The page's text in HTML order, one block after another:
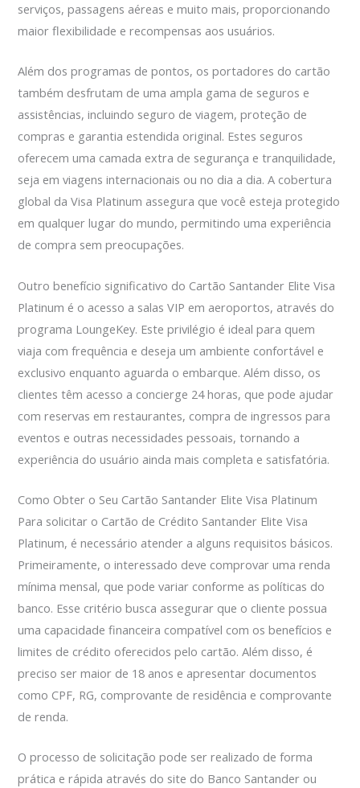
serviços, passagens aéreas e muito mais, proporcionando
maior flexibilidade e recompensas aos usuários.
Além dos programas de pontos, os portadores do cartão
também desfrutam de uma ampla gama de seguros e
assistências, incluindo seguro de viagem, proteção de
compras e garantia estendida original. Estes seguros
oferecem uma camada extra de segurança e tranquilidade,
seja em viagens internacionais ou no dia a dia. A cobertura
global da Visa Platinum assegura que você esteja protegido
em qualquer lugar do mundo, permitindo uma experiência
de compra sem preocupações.
Outro benefício significativo do Cartão Santander Elite Visa
Platinum é o acesso a salas VIP em aeroportos, através do
programa LoungeKey. Este privilégio é ideal para quem
viaja com frequência e deseja um ambiente confortável e
exclusivo enquanto aguarda o embarque. Além disso, os
clientes têm acesso a concierge 24 horas, que pode ajudar
com reservas em restaurantes, compra de ingressos para
eventos e outras necessidades pessoais, tornando a
experiência do usuário ainda mais completa e satisfatória.
Como Obter o Seu Cartão Santander Elite Visa Platinum
Para solicitar o Cartão de Crédito Santander Elite Visa
Platinum, é necessário atender a alguns requisitos básicos.
Primeiramente, o interessado deve comprovar uma renda
mínima mensal, que pode variar conforme as políticas do
banco. Esse critério busca assegurar que o cliente possua
uma capacidade financeira compatível com os benefícios e
limites de crédito oferecidos pelo cartão. Além disso, é
preciso ser maior de 18 anos e apresentar documentos
como CPF, RG, comprovante de residência e comprovante
de renda.
O processo de solicitação pode ser realizado de forma
prática e rápida através do site do Banco Santander ou